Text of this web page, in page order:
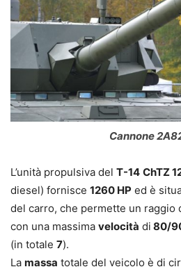
Cannone
L’unità propulsiva del T-14 ChTZ
diesel) fornisce 1260 HP ed è
del carro, che permette un raggio
con una massima velocità di 80/
(in totale 7).
La massa totale del veicolo è di